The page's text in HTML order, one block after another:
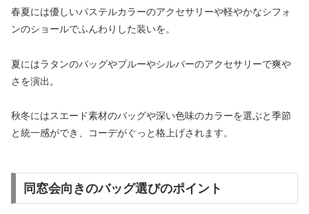
春夏には優しいパステルカラーのアクセサリーや軽やかなシフォ
ンのショールでふんわりした装いを。
夏にはラタンのバッグやブルーやシルバーのアクセサリーで爽や
さを演出。
秋冬にはスエード素材のバッグや深い色味のカラーを選ぶと季節
と統一感ができ、コーデがぐっと格上げされます。
同窓会向きのバッグ選びのポイント